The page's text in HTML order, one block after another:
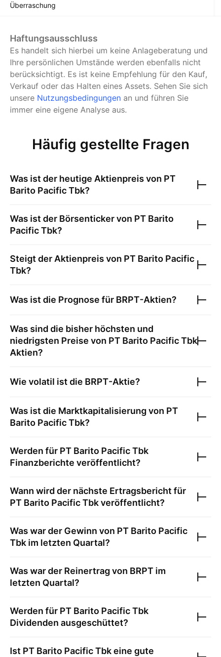
Überraschung
Haftungsausschluss
Es handelt sich hierbei um keine Anlageberatung und
Ihre persönlichen Umstände werden ebenfalls nicht
berücksichtigt. Es ist keine Empfehlung für den Kauf,
Verkauf oder das Halten eines Assets. Sehen Sie sich
unsere Nutzungsbedingungen an und führen Sie
immer eine eigene Analyse aus.
Häufig gestellte Fragen
Was ist der heutige Aktienpreis von PT
Barito Pacific Tbk?
Was ist der Börsenticker von PT Barito
Pacific Tbk?
Steigt der Aktienpreis von PT Barito Pacific
Tbk?
Was ist die Prognose für BRPT-Aktien?
Was sind die bisher höchsten und
niedrigsten Preise von PT Barito Pacific Tbk
Aktien?
Wie volatil ist die BRPT-Aktie?
Was ist die Marktkapitalisierung von PT
Barito Pacific Tbk?
Werden für PT Barito Pacific Tbk
Finanzberichte veröffentlicht?
Wann wird der nächste Ertragsbericht für
PT Barito Pacific Tbkveröffentlicht?
Was war der Gewinn von PT Barito Pacific
Tbk im letzten Quartal?
Was war der Reinertrag von BRPT im
letzten Quartal?
Werden für PT Barito Pacific Tbk
Dividenden ausgeschüttet?
Ist PT Barito Pacific Tbkeine gute